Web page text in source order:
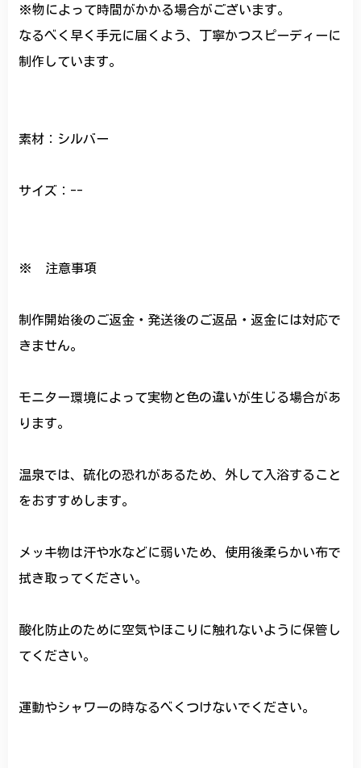
※物によって時間がかかる場合がございます。
なるべく早く手元に届くよう、丁寧かつスピーディーに
制作しています。
素材：シルバー
サイズ：--
※ 注意事項
制作開始後のご返金・発送後のご返品・返金には対応で
きません。
モニター環境によって実物と色の違いが生じる場合があ
ります。
温泉では、硫化の恐れがあるため、外して入浴すること
をおすすめします。
メッキ物は汗や水などに弱いため、使用後柔らかい布で
拭き取ってください。
酸化防止のために空気やほこりに触れないように保管し
てください。
運動やシャワーの時なるべくつけないでください。